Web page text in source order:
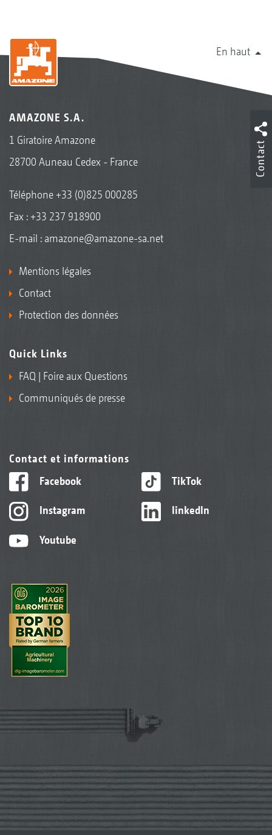
En haut
AMAZONE S.A.
1 Giratoire Amazone
28700 Auneau Cedex - France
Téléphone+33 (0)825 000285
Fax : +33 237 918900
E-mail : amazone@amazone-sa.net
Mentions légales
Contact
Protection des données
Quick Links
FAQ | Foire aux Questions
Communiqués de presse
Contact et informations
Facebook
Instagram
Youtube
TikTok
linkedIn
Contact